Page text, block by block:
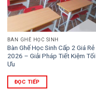
BÀN GHẾ HỌC SINH
Bàn Ghế Học Sinh Cấp 2 Giá Rẻ
2026 – Giải Pháp Tiết Kiệm Tối
Ưu
ĐỌC TIẾP